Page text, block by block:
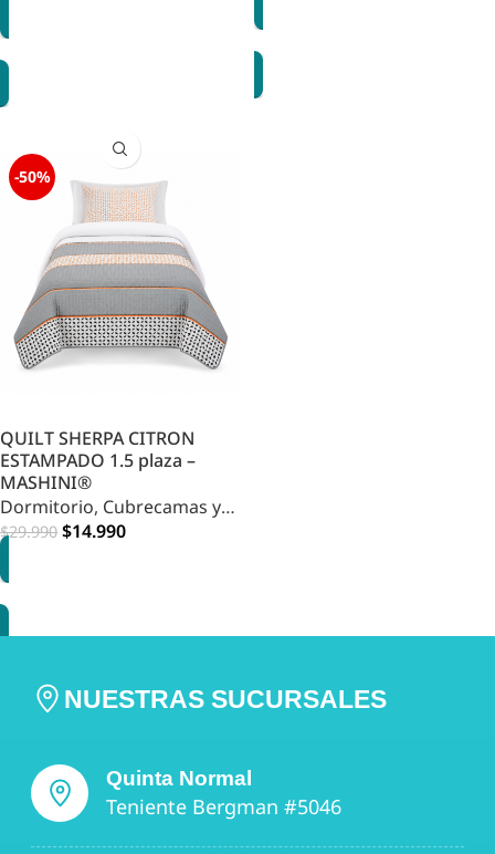
-50%
QUILT SHERPA CITRON
ESTAMPADO 1.5 plaza –
MASHINI®
Dormitorio, Cubrecamas y
Quilts,HOME DORMITORIO
$29.990 $14.990
NUESTRAS SUCURSALES
Quinta Normal
Teniente Bergman #5046